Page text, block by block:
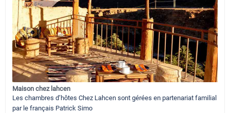
Maison chez lahcen
Les chambres d’hôtes Chez Lahcen sont gérées en partenariat familial
par le français Patrick Simo